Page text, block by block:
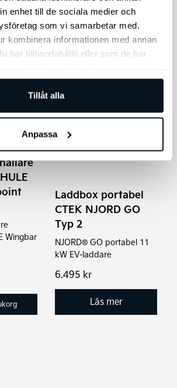
enhet till de sociala medier och
som vi samarbetar med.
kombinera informationen med annan
har tillhandahållit eller som de har
Tillåt alla
Anpassa
Lägg till i varukorg
Wingbar
Laddbox portabel
CTEK NJORD GO
Typ 2
NJORD® GO portabel 11
kW EV-laddare
6.495 kr
Läs mer